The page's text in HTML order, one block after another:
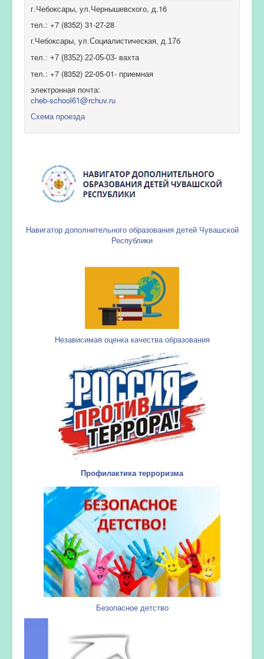
г.Чебоксары, ул.Чернышевского, д.16
тел.: +7 (8352) 31-27-28
г.Чебоксары, ул.Социалистическая, д.17б
тел.: +7 (8352) 22-05-03- вахта
тел.: +7 (8352) 22-05-01- приемная
электронная почта:
cheb-school61@rchuv.ru
Схема проезда
Навигатор дополнительного образования детей Чувашской
Республики
Независимая оценка качества образования
Профилактика терроризма
Безопасное детство